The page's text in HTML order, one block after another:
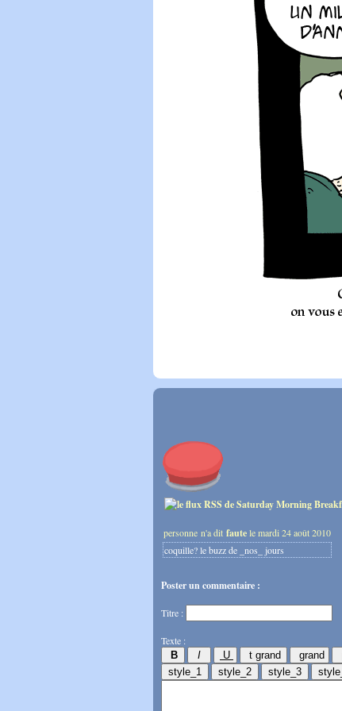
personne n'a dit fautele mardi 24 août 2010
coquille? le buzz de _nos_ jours
Poster un commentaire :
Titre :
Texte :